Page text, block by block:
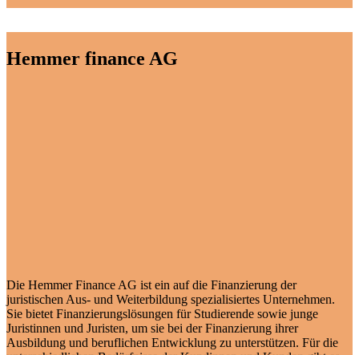
Hemmer finance AG
Die Hemmer Finance AG ist ein auf die Finanzierung der
juristischen Aus- und Weiterbildung spezialisiertes Unternehmen.
Sie bietet Finanzierungslösungen für Studierende sowie junge
Juristinnen und Juristen, um sie bei der Finanzierung ihrer
Ausbildung und beruflichen Entwicklung zu unterstützen. Für die